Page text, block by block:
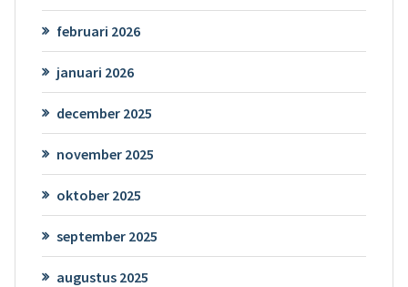
februari 2026
januari 2026
december 2025
november 2025
oktober 2025
september 2025
augustus 2025